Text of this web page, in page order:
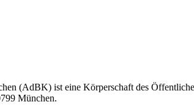
(AdBK) ist eine Körperschaft des
München.